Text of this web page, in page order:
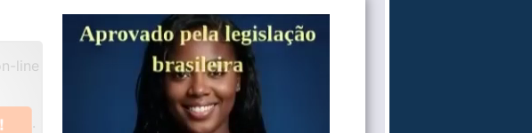
line
.